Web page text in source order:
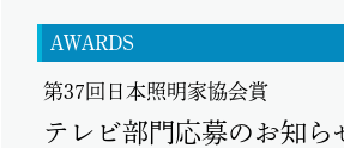
AWARDS
第37回日本照明家協会賞
テレビ部門応募のお知